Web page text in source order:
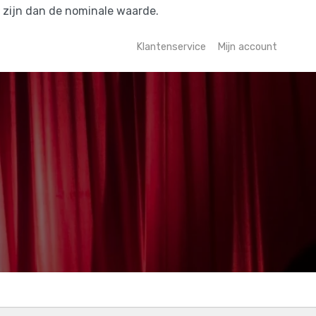
dan de nominale waarde.
Klantenservice Mijn account